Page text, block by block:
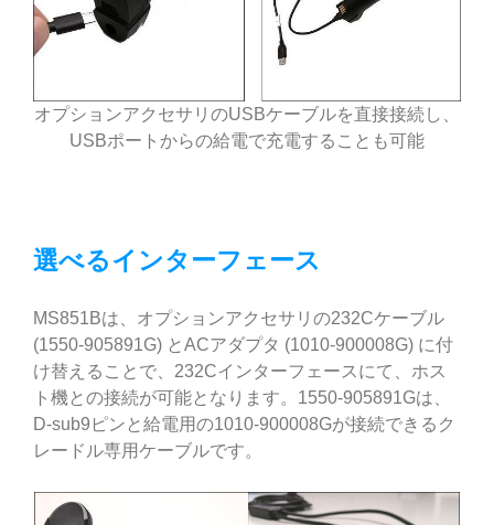
オプションアクセサリのUSBケーブルを直接接続し、
USBポートからの給電で充電することも可能
選べるインターフェース
MS851Bは、オプションアクセサリの232Cケーブル
(1550-905891G) とACアダプタ (1010-900008G) に付
け替えることで、232Cインターフェースにて、ホス
ト機との接続が可能となります。1550-905891Gは、
D-sub9ピンと給電用の1010-900008Gが接続できるク
レードル専用ケーブルです。